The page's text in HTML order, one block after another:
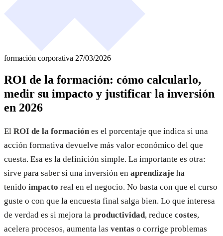
formación corporativa 27/03/2026
ROI de la formación: cómo calcularlo,
medir su impacto y justificar la inversión
en 2026
El ROI de la formaciónes el porcentaje que indica si una
acción formativa devuelve más valor económico del que
cuesta. Esa es la definición simple. La importante es otra:
sirve para saber si una inversión en aprendizaje ha
tenido impacto real en el negocio. No basta con que el curso
guste o con que la encuesta final salga bien. Lo que interesa
de verdad es si mejora la productividad, reduce costes,
acelera procesos, aumenta las ventas o corrige problemas